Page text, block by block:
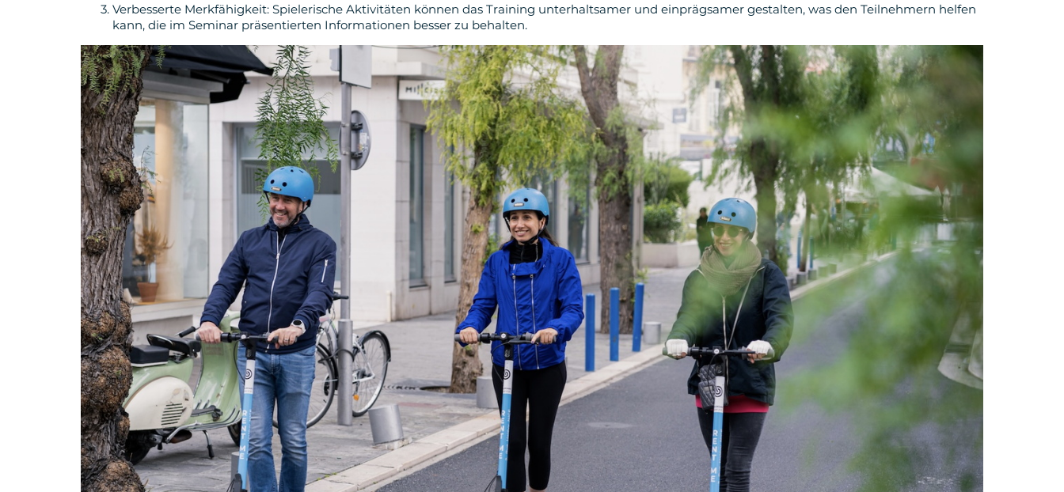
Verbesserte Merkfähigkeit: Spielerische Aktivitäten können das Training unterhaltsamer und einprägsamer gestalten, was den Teilnehmern helfen
kann, die im Seminar präsentierten Informationen besser zu behalten.